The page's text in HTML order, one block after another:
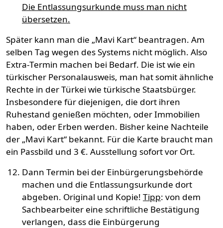
Die Entlassungsurkunde muss man nicht
übersetzen.
Später kann man die „Mavi Kart“ beantragen. Am
selben Tag wegen des Systems nicht möglich. Also
Extra-Termin machen bei Bedarf. Die ist wie ein
türkischer Personalausweis, man hat somit ähnliche
Rechte in der Türkei wie türkische Staatsbürger.
Insbesondere für diejenigen, die dort ihren
Ruhestand genießen möchten, oder Immobilien
haben, oder Erben werden. Bisher keine Nachteile
der „Mavi Kart“ bekannt. Für die Karte braucht man
ein Passbild und 3 €. Ausstellung sofort vor Ort.
Dann Termin bei der Einbürgerungsbehörde
machen und die Entlassungsurkunde dort
abgeben. Original und Kopie! Tipp: von dem
Sachbearbeiter eine schriftliche Bestätigung
verlangen, dass die Einbürgerung